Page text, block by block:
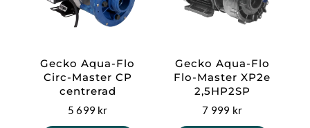
Gecko Aqua-Flo
Circ-Master CP
centrerad
5 699 kr
Gecko Aqua-Flo
Flo-Master XP2e
2,5HP2SP
7 999 kr